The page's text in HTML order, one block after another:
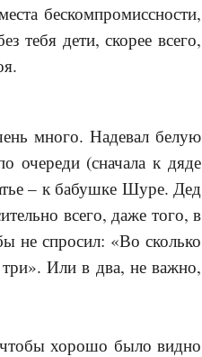
бескомпромиссности,
тебя дети, скорее всего,
много. Надевал белую
(сначала к дяде
– к бабушке Шуре. Дед
всего, даже того, в
не спросил: «Во сколько
Или в два, не важно,
чтобы хорошо было видно